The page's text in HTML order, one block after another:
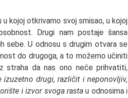
kojoj otkrivamo svoj smisao, u kojoj
Drugi nam postaje šansa
sebe. U odnosu s drugim otvara se
do drugoga, a to možemo učiniti
straha da nas ono neće prihvatiti,
drugi, različit i neponovljiv,
i izvor svoga rasta u odnosima i